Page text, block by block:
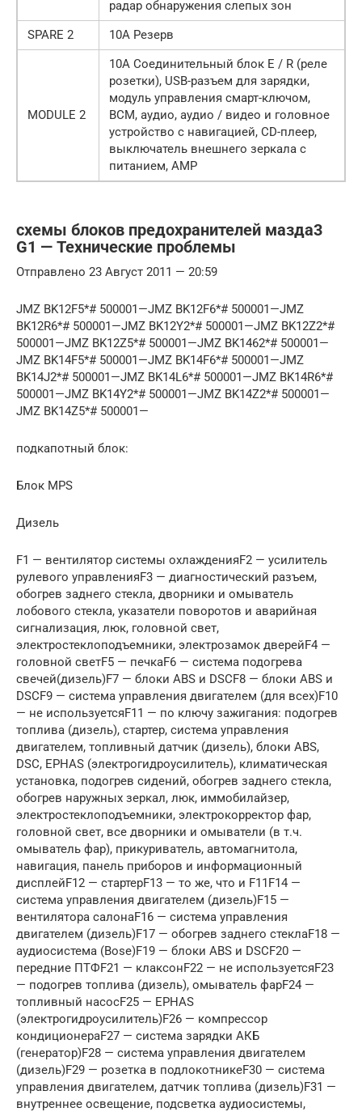
радар обнаружения слепых зон
SPARE 2
10А Резерв
MODULE 2
10А Соединительный блок E / R (реле
розетки), USB-разъем для зарядки,
модуль управления смарт-ключом,
BCM, аудио, аудио / видео и головное
устройство с навигацией, CD-плеер,
выключатель внешнего зеркала с
питанием, AMP
схемы блоков предохранителей мазда3
G1 — Технические проблемы
Отправлено 23 Август 2011 — 20:59
JMZ BK12F5*# 500001—JMZ BK12F6*# 500001—JMZ
BK12R6*# 500001—JMZ BK12Y2*# 500001—JMZ BK12Z2*#
500001—JMZ BK12Z5*# 500001—JMZ BK1462*# 500001—
JMZ BK14F5*# 500001—JMZ BK14F6*# 500001—JMZ
BK14J2*# 500001—JMZ BK14L6*# 500001—JMZ BK14R6*#
500001—JMZ BK14Y2*# 500001—JMZ BK14Z2*# 500001—
JMZ BK14Z5*# 500001—
подкапотный блок:
Блок MPS
Дизель
F1 — вентилятор системы охлажденияF2 — усилитель
рулевого управленияF3 — диагностический разъем,
обогрев заднего стекла, дворники и омыватель
лобового стекла, указатели поворотов и аварийная
сигнализация, люк, головной свет,
электростеклоподъемники, электрозамок дверейF4 —
головной светF5 — печкаF6 — система подогрева
свечей(дизель)F7 — блоки ABS и DSCF8 — блоки ABS и
DSCF9 — система управления двигателем (для всех)F10
— не используетсяF11 — по ключу зажигания: подогрев
топлива (дизель), стартер, система управления
двигателем, топливный датчик (дизель), блоки ABS,
DSC, EPHAS (электрогидроусилитель), климатическая
установка, подогрев сидений, обогрев заднего стекла,
обогрев наружных зеркал, люк, иммобилайзер,
электростеклоподъемники, электрокорректор фар,
головной свет, все дворники и омыватели (в т.ч.
омыватель фар), прикуриватель, автомагнитола,
навигация, панель приборов и информационный
дисплейF12 — стартерF13 — то же, что и F11F14 —
система управления двигателем (дизель)F15 —
вентилятора салонаF16 — система управления
двигателем (дизель)F17 — обогрев заднего стеклаF18 —
аудиосистема (Bose)F19 — блоки ABS и DSCF20 —
передние ПТФF21 — клаксонF22 — не используетсяF23
— подогрев топлива (дизель), омыватель фарF24 —
топливный насосF25 — EPHAS
(электрогидроусилитель)F26 — компрессор
кондиционераF27 — система зарядки АКБ
(генератор)F28 — система управления двигателем
(дизель)F29 — розетка в подлокотникеF30 — система
управления двигателем, датчик топлива (дизель)F31 —
внутреннее освещение, подсветка аудиосистемы,